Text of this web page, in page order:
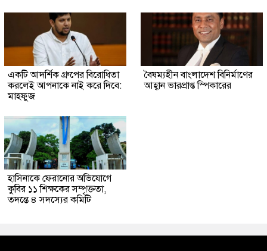
একটি আদর্শিক গ্রুপের বিরোধিতা
করলেই আপনাকে নাই করে দিবে:
মাহফুজ
বৈষম্যহীন বাংলাদেশ বিনির্মাণের
আহ্বান ভারপ্রাপ্ত স্পিকারের
হাসিনাকে ফেরানোর অভিযোগে
কুবির ১১ শিক্ষকের সম্পৃক্ততা,
তদন্তে ৪ সদস্যের কমিটি